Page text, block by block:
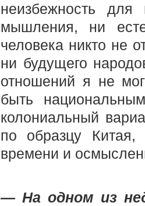
неизбежность для
мышления, ни
человека никто не
ни будущего
отношений я не
быть
колониальный
по образцу
времени и
— На одном из